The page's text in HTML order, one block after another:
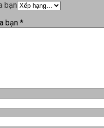
bạn
bạn *